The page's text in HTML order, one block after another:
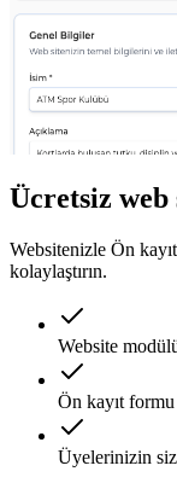
Ücretsiz web
Websitenizle Ön
kolaylaştırın.
Website
Ön kayıt
Üyelerinizin sizi